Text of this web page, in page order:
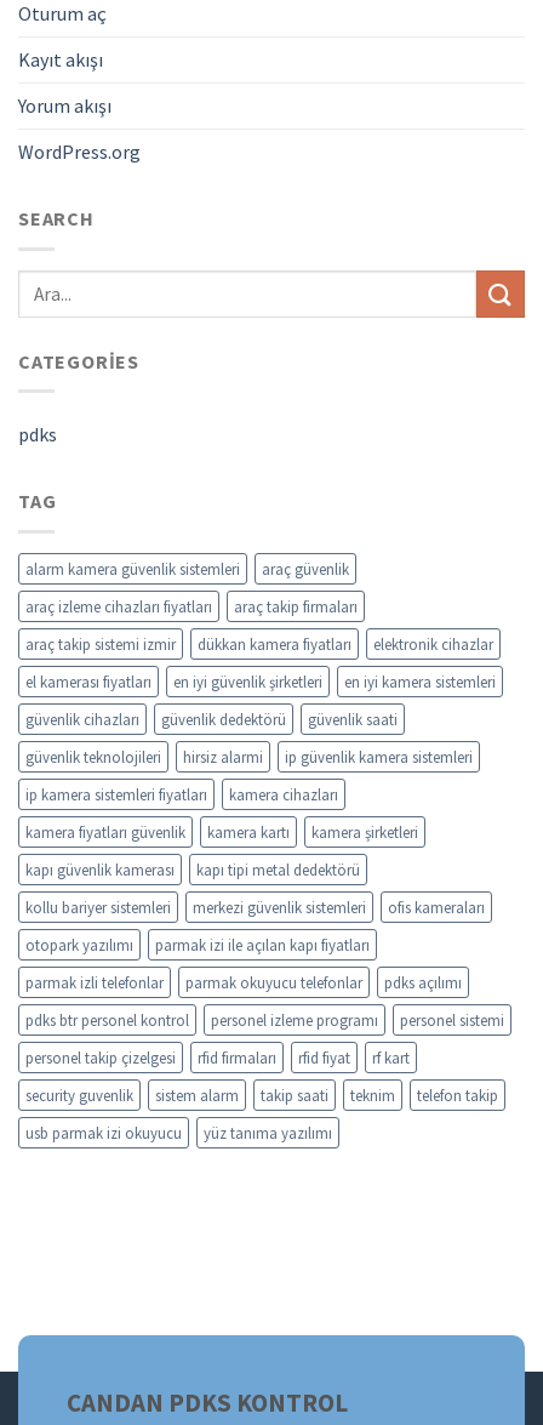
Oturum aç
Kayıt akışı
Yorum akışı
WordPress.org
SEARCH
CATEGORIES
pdks
TAG
alarm kamera güvenlik sistemleri
araç güvenlik
araç izleme cihazları fiyatları
araç takip firmaları
araç takip sistemi izmir
dükkan kamera fiyatları
elektronik cihazlar
el kamerası fiyatları
en iyi güvenlik şirketleri
en iyi kamera sistemleri
güvenlik cihazları
güvenlik dedektörü
güvenlik saati
güvenlik teknolojileri
hirsiz alarmi
ip güvenlik kamera sistemleri
ip kamera sistemleri fiyatları
kamera cihazları
kamera fiyatları güvenlik
kamera kartı
kamera şirketleri
kapı güvenlik kamerası
kapı tipi metal dedektörü
kollu bariyer sistemleri
merkezi güvenlik sistemleri
ofis kameraları
otopark yazılımı
parmak izi ile açılan kapı fiyatları
parmak izli telefonlar
parmak okuyucu telefonlar
pdks açılımı
pdks btr personel kontrol
personel izleme programı
personel sistemi
personel takip çizelgesi
rfid firmaları rfid fiyat
rf kart
security guvenlik
sistem alarm takip saati teknim
telefon takip
usb parmak izi okuyucu
yüz tanıma yazılımı
CANDAN PDKS KONTROL